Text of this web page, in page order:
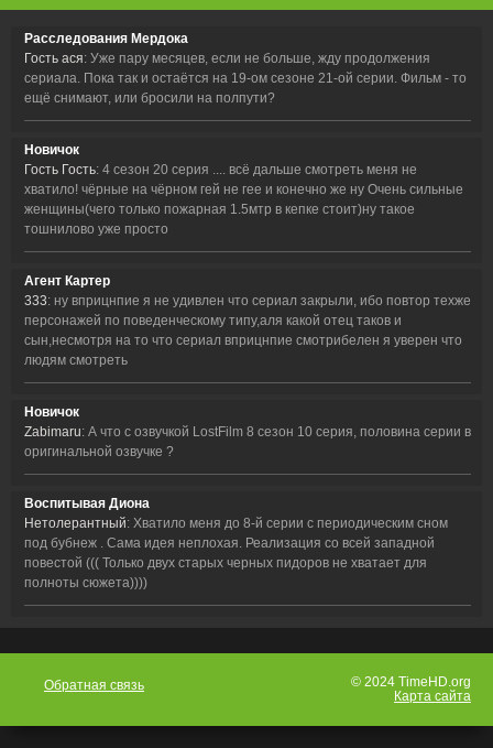
Расследования Мердока
Гость ася: Уже пару месяцев, если не больше, жду продолжения
сериала. Пока так и остаётся на 19-ом сезоне 21-ой серии. Фильм - то
ещё снимают, или бросили на полпути?
Новичок
Гость Гость: 4 сезон 20 серия .... всё дальше смотреть меня не
хватило! чёрные на чёрном гей не гее и конечно же ну Очень сильные
женщины(чего только пожарная 1.5мтр в кепке стоит)ну такое
тошнилово уже просто
Агент Картер
333: ну вприцнпие я не удивлен что сериал закрыли, ибо повтор техже
персонажей по поведенческому типу,аля какой отец таков и
сын,несмотря на то что сериал вприцнпие смотрибелен я уверен что
людям смотреть
Новичок
Zabimaru: А что с озвучкой LostFilm 8 сезон 10 серия, половина серии в
оригинальной озвучке ?
Воспитывая Диона
Нетолерантный: Хватило меня до 8-й серии с периодическим сном
под бубнеж . Сама идея неплохая. Реализация со всей западной
повестой ((( Только двух старых черных пидоров не хватает для
полноты сюжета))))
Обратная связь
© 2024 TimeHD.org
Карта сайта